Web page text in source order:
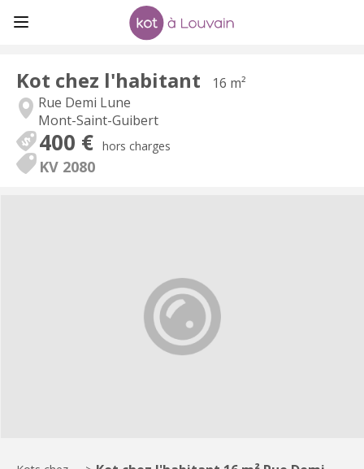
Kot chez l'habitant
16 m²
Rue Demi Lune
Mont-Saint-Guibert
400 € hors charges
KV 2080